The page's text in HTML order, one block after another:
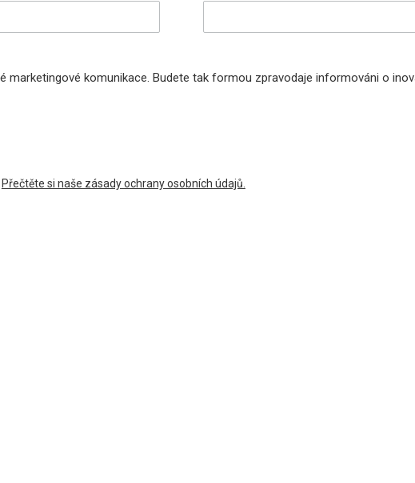
marketingové komunikace. Budete tak formou zpravodaje informováni o
Přečtěte si naše zásady ochrany osobních údajů.